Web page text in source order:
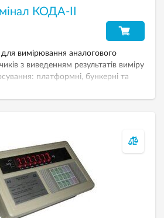
КОДА-II
вимірювання аналогового
з виведенням результатів виміру
платформні, бункерні та